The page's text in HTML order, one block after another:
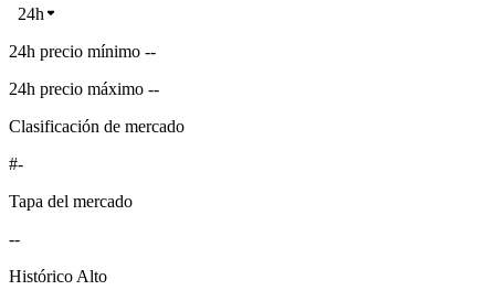
24h
24h precio mínimo --
24h precio máximo --
Clasificación de mercado
#-
Tapa del mercado
--
Histórico Alto